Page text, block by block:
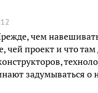
чем
чей проект и что
задумываться о